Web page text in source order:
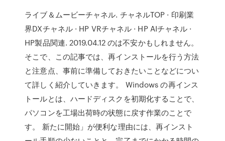
ライブ＆ムービーチャネル. チャネルTOP · 印刷業
界DXチャネル · HP VRチャネル · HP AIチャネル ·
HP製品関連. 2019.04.12 のは不安かもしれません。
そこで、この記事では、再インストールを行う方法
と注意点、事前に準備しておきたいことなどについ
て詳しく紹介していきます。 Windows の再インス
トールとは、ハードディスクを初期化することで、
パソコンを工場出荷時の状態に戻す作業のことで
す。 新たに開始」が便利な理由には、再インスト